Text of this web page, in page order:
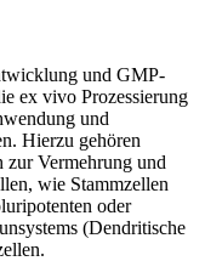
und GMP-
ex vivo Prozessierung
und
Hierzu gehören
zur Vermehrung und
wie Stammzellen
oder
(Dendritische